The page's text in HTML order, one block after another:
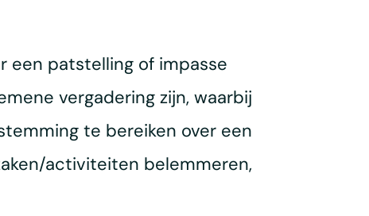
een patstelling of impasse
vergadering zijn, waarbij
te bereiken over een
activiteiten belemmeren,